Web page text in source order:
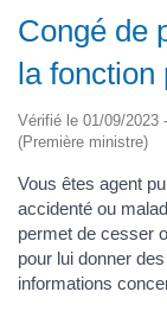
Congé de
la fonction
Vérifié le 01/09/2023
(Première ministre)
Vous êtes agent
accidenté ou
permet de cesser
pour lui donner
informations